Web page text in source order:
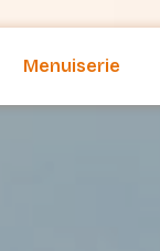
Menuiserie